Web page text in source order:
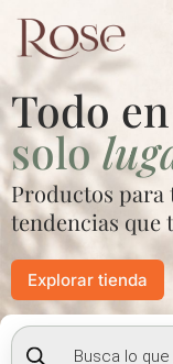
contenido
Todo
solo
Productos para
tendencias que
Explorar tienda
Búsqueda
de
productos